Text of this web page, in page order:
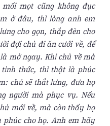
mọt cũng không đục
ở đâu, thì lòng anh em
cho gọn, thắp đèn cho
đợi chủ đi ăn cưới về, để
mở ngay. Khi chủ về mà
thức, thì thật là phúc
chủ sẽ thắt lưng, đưa họ
người mà phục vụ. Nếu
mới về, mà còn thấy họ
cho họ. Anh em hãy